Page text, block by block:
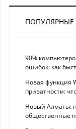
90%
ошибок: как
Новая функция
приватности:
Новый Алматы:
общественные